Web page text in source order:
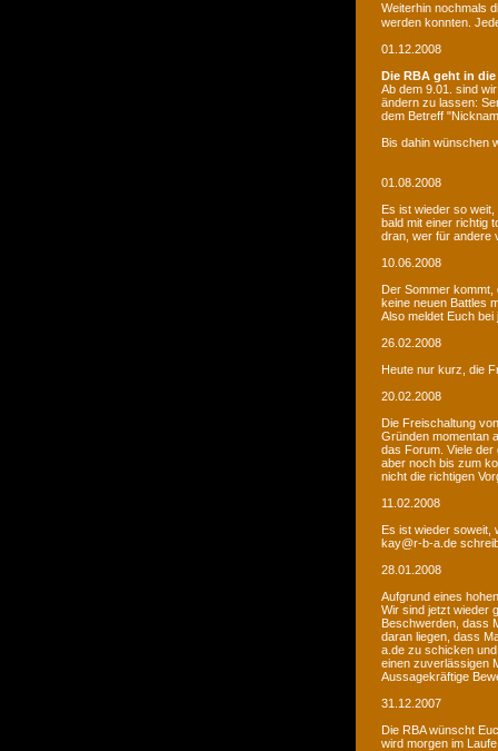
Weiterhin nochmals
werden konnten.
01.12.2008
Die RBA geht in
Ab dem 9.01. sind
ändern zu lassen:
dem Betreff
Bis dahin wünschen
01.08.2008
Es ist wieder so weit,
bald mit einer richtig
dran, wer für andere
10.06.2008
Der Sommer kommt,
keine neuen Battles
Also meldet Euch
26.02.2008
Heute nur kurz, die
20.02.2008
Die Freischaltung
Gründen momentan
das Forum. Viele
aber noch bis zum
nicht die richtigen
11.02.2008
Es ist wieder soweit,
kay@r-b-a.de
28.01.2008
Aufgrund eines
Wir sind jetzt wieder
Beschwerden, dass
daran liegen, dass
a.de zu schicken
einen zuverlässigen
Aussagekräftige
31.12.2007
Die RBA wünscht
wird morgen im